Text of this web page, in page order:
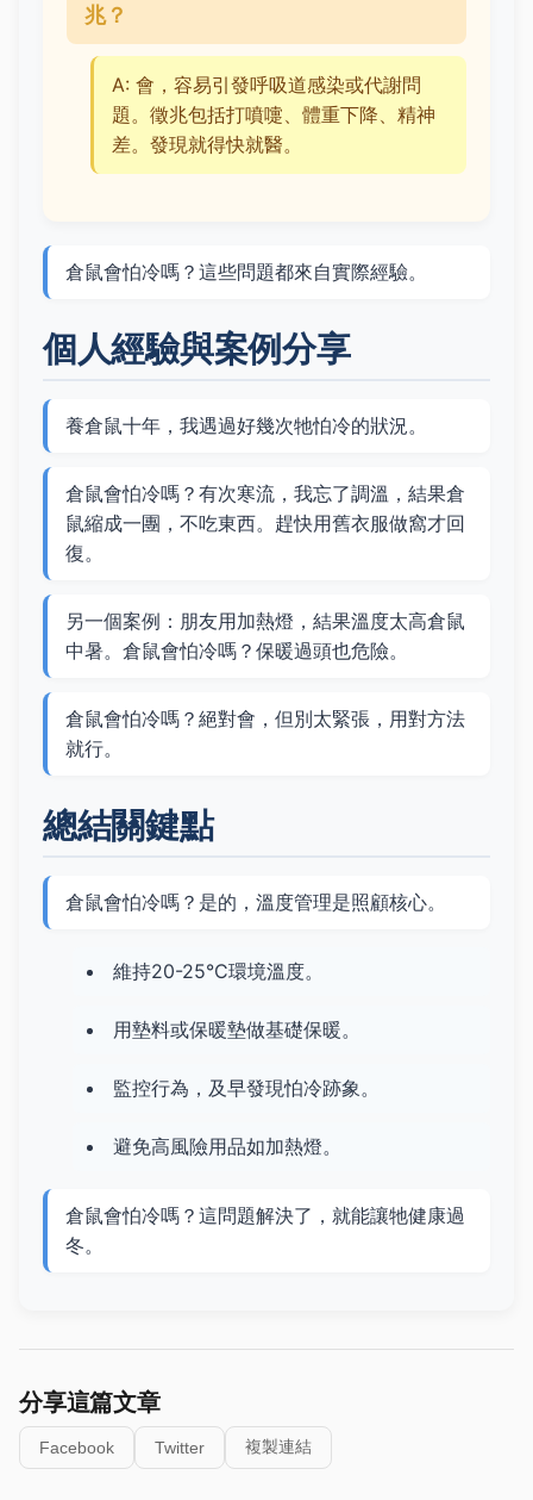
兆？
A: 會，容易引發呼吸道感染或代謝問
題。徵兆包括打噴嚏、體重下降、精神
差。發現就得快就醫。
倉鼠會怕冷嗎？這些問題都來自實際經驗。
個人經驗與案例分享
養倉鼠十年，我遇過好幾次牠怕冷的狀況。
倉鼠會怕冷嗎？有次寒流，我忘了調溫，結果倉
鼠縮成一團，不吃東西。趕快用舊衣服做窩才回
復。
另一個案例：朋友用加熱燈，結果溫度太高倉鼠
中暑。倉鼠會怕冷嗎？保暖過頭也危險。
倉鼠會怕冷嗎？絕對會，但別太緊張，用對方法
就行。
總結關鍵點
倉鼠會怕冷嗎？是的，溫度管理是照顧核心。
維持20-25°C環境溫度。
用墊料或保暖墊做基礎保暖。
監控行為，及早發現怕冷跡象。
避免高風險用品如加熱燈。
倉鼠會怕冷嗎？這問題解決了，就能讓牠健康過
冬。
分享這篇文章
Facebook Twitter 複製連結